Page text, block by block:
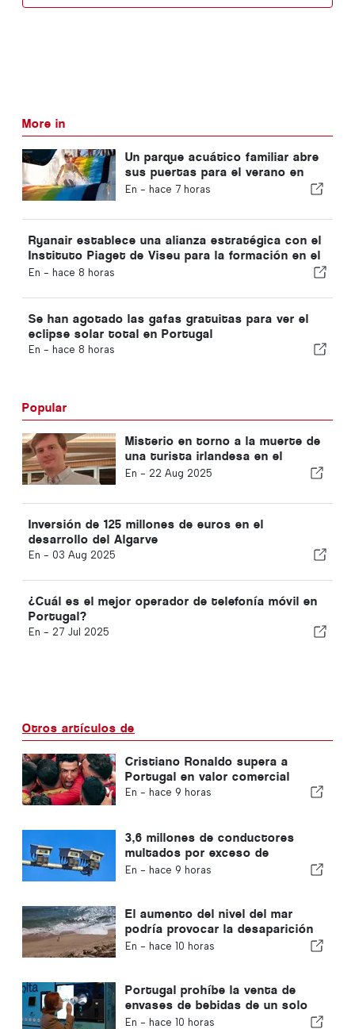
More in
Un parque acuático familiar abre
sus puertas para el verano en
Portugal con entradas a 2 €
En - hace 7 horas
Ryanair establece una alianza estratégica con el
Instituto Piaget de Viseu para la formación en el
sector de la aviación en Portugal
En - hace 8 horas
Se han agotado las gafas gratuitas para ver el
eclipse solar total en Portugal
En - hace 8 horas
Popular
Misterio en torno a la muerte de
una turista irlandesa en el
Algarve
En - 22 Aug 2025
Inversión de 125 millones de euros en el
desarrollo del Algarve
En - 03 Aug 2025
¿Cuál es el mejor operador de telefonía móvil en
Portugal?
En - 27 Jul 2025
Otros artículos de
Cristiano Ronaldo supera a
Portugal en valor comercial
En - hace 9 horas
3,6 millones de conductores
multados por exceso de
velocidad en Portugal en 10 años
En - hace 9 horas
El aumento del nivel del mar
podría provocar la desaparición
del 40 % de las playas de
En - hace 10 horas
Portugal prohíbe la venta de
envases de bebidas de un solo
uso que no lleven el sello
En - hace 10 horas